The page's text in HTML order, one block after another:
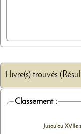
1 livre(s) trouvés
Classement :
Jusqu'au XVIIe